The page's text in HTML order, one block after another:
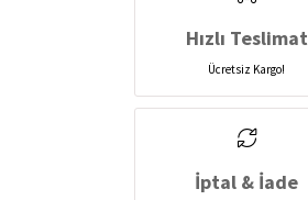
Hızlı Teslimat
Ücretsiz Kargo!
İptal & İade